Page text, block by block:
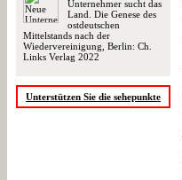
Unternehmer sucht das
Land. Die Genese des
ostdeutschen
Mittelstands nach der
Wiedervereinigung, Berlin: Ch.
Links Verlag 2022
Unterstützen Sie die sehepunkte